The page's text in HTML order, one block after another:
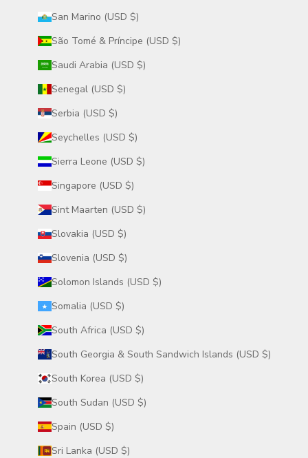
San Marino (USD $)
São Tomé & Príncipe (USD $)
Saudi Arabia (USD $)
Senegal (USD $)
Serbia (USD $)
Seychelles (USD $)
Sierra Leone (USD $)
Singapore (USD $)
Sint Maarten (USD $)
Slovakia (USD $)
Slovenia (USD $)
Solomon Islands (USD $)
Somalia (USD $)
South Africa (USD $)
South Georgia & South Sandwich Islands (USD $)
South Korea (USD $)
South Sudan (USD $)
Spain (USD $)
Sri Lanka (USD $)